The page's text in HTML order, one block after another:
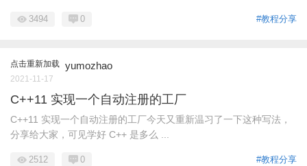
#教程分享
3494 0
点击重新加载 yumozhao
2021-11-17
C++11 实现一个自动注册的工厂
C++11 实现一个自动注册的工厂今天又重新温习了一下这种写法，
分享给大家，可见学好 C++ 是多么 ...
#教程分享
2512 0